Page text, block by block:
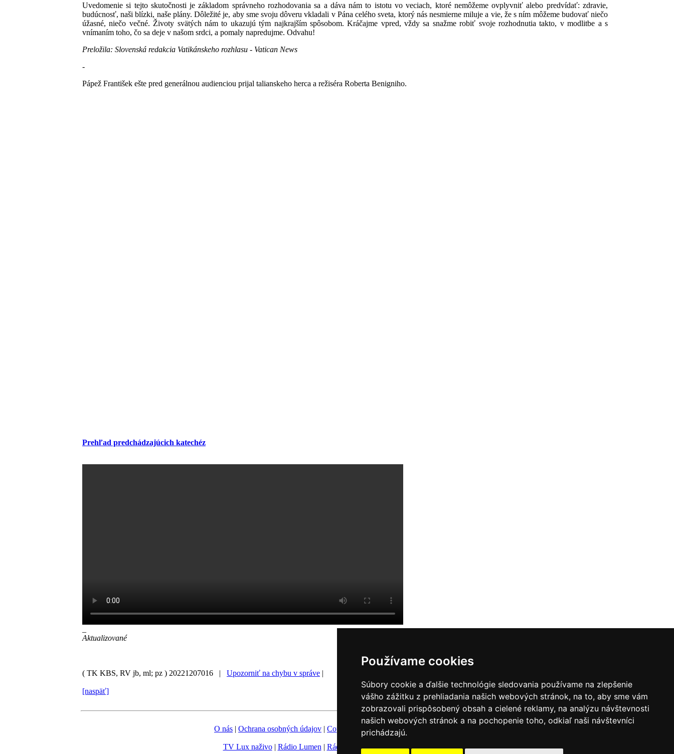
Používame cookies
Súbory cookie a ďalšie technológie sledovania používame na zlepšenie
vášho zážitku z prehliadania našich webových stránok, na to, aby sme vám
zobrazovali prispôsobený obsah a cielené reklamy, na analýzu návštevnosti
našich webových stránok a na pochopenie toho, odkiaľ naši návštevníci
prichádzajú.
Uvedomenie si tejto skutočnosti je základom správneho rozhodovania sa a dáva nám to istotu vo veciach, ktoré nemôžeme ovplyvniť alebo predvídať: zdravie,
budúcnosť, naši blízki, naše plány. Dôležité je, aby sme svoju dôveru vkladali v Pána celého sveta, ktorý nás nesmierne miluje a vie, že s ním môžeme budovať niečo
úžasné, niečo večné. Životy svätých nám to ukazujú tým najkrajším spôsobom. Kráčajme vpred, vždy sa snažme robiť svoje rozhodnutia takto, v modlitbe a s
vnímaním toho, čo sa deje v našom srdci, a pomaly napredujme. Odvahu!
Preložila: Slovenská redakcia Vatikánskeho rozhlasu - Vatican News
-
Pápež František ešte pred generálnou audienciou prijal talianskeho herca a režiséra Roberta Benigniho.
Prehľad predchádzajúcich katechéz
Aktualizované
( TK KBS, RV jb, ml; pz ) 20221207016 | Upozorniť na chybu v správe |
[naspäť]
O nás | Ochrana osobných údajov | Copyright Fotobanka |Hovorca KBS
TV Lux naživo| Rádio Lumen | Rádio Vatikán|SSV|Katolícke noviny|Výveska|Do kostola